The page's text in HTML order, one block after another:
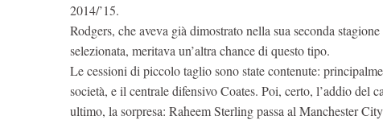
2014/’15.
Rodgers, che aveva già dimostrato nella sua seconda
selezionata, meritava un’altra chance di questo tipo.
Le cessioni di piccolo taglio sono state contenute:
società, e il centrale difensivo Coates. Poi, certo, l’addio del
ultimo, la sorpresa: Raheem Sterling passa al Manchester